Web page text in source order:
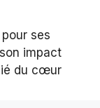
ses
impact
du cœur